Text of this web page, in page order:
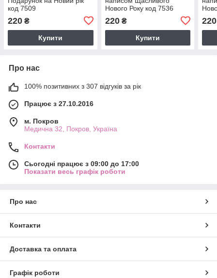
код 7509
220 ₴
Купити
Нового Року код 7536
220₴
Купити
220
Про нас
100% позитивних з 307 відгуків за рік
Працює з 27.10.2016
м. Покров
Медична 32, Покров, Україна
Контакти
Сьогодні працює з 09:00 до 17:00
Показати весь графік роботи
Про нас
Контакти
Доставка та оплата
Графік роботи